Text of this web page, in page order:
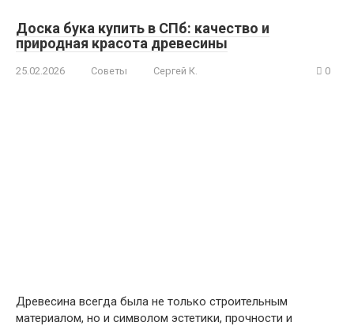
Доска бука купить в СПб: качество и
природная красота древесины
25.02.2026 Советы Сергей К. 0
Древесина всегда была не только строительным
материалом, но и символом эстетики, прочности и